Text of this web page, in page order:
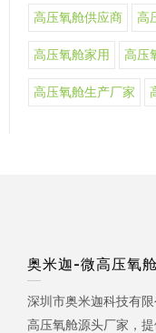
高压氧舱供应商 高
高压氧舱家用 高压
高压氧舱生产厂家
奥米迦-微高压氧
深圳市奥米迦科技有
高压氧舱源头厂家，